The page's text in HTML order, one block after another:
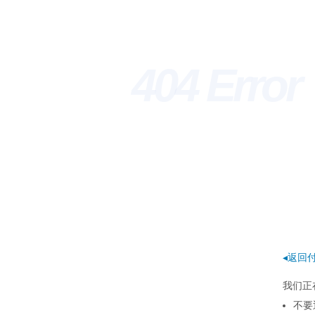
◂返回
我们正
不要